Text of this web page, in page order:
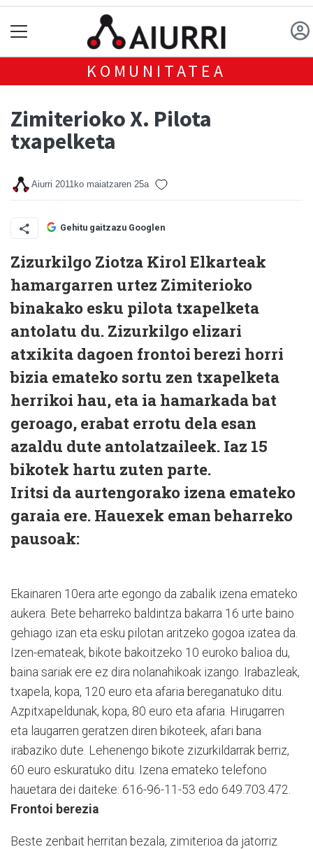
KOMUNITATEA
Zimiterioko X. Pilota
txapelketa
Aiurri 2011ko maiatzaren 25a
Gehitu gaitzazu Googlen
Zizurkilgo Ziotza Kirol Elkarteak
hamargarren urtez Zimiterioko
binakako esku pilota txapelketa
antolatu du. Zizurkilgo elizari
atxikita dagoen frontoi berezi horri
bizia emateko sortu zen txapelketa
herrikoi hau, eta ia hamarkada bat
geroago, erabat errotu dela esan
azaldu dute antolatzaileek. Iaz 15
bikotek hartu zuten parte.
Iritsi da aurtengorako izena emateko
garaia ere. Hauexek eman beharreko
pausoak:
Ekainaren 10era arte egongo da zabalik izena emateko
aukera. Bete beharreko baldintza bakarra 16 urte baino
gehiago izan eta esku pilotan aritzeko gogoa izatea da.
Izen-emateak, bikote bakoitzeko 10 euroko balioa du,
baina sariak ere ez dira nolanahikoak izango. Irabazleak,
txapela, kopa, 120 euro eta afaria bereganatuko ditu.
Azpitxapeldunak, kopa, 80 euro eta afaria. Hirugarren
eta laugarren geratzen diren bikoteek, afari bana
irabaziko dute. Lehenengo bikote zizurkildarrak berriz,
60 euro eskuratuko ditu. Izena emateko telefono
hauetara dei daiteke: 616-96-11-53 edo 649.703.472.
Frontoi berezia
Beste zenbait herritan bezala, zimiterioa da jatorriz